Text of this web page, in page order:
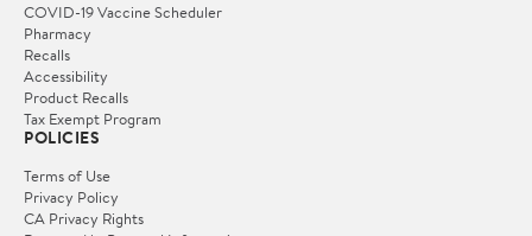
COVID-19 Vaccine Scheduler
Pharmacy
Recalls
Accessibility
Product Recalls
Tax Exempt Program
POLICIES
Terms of Use
Privacy Policy
CA Privacy Rights